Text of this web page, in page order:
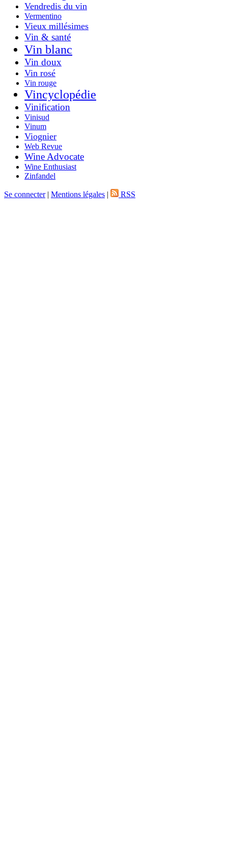
Vendredis du vin
Vermentino
Vieux millésimes
Vin & santé
Vin blanc
Vin doux
Vin rosé
Vin rouge
Vincyclopédie
Vinification
Vinisud
Vinum
Viognier
Web Revue
Wine Advocate
Wine Enthusiast
Zinfandel
Se connecter| Mentions légales | RSS